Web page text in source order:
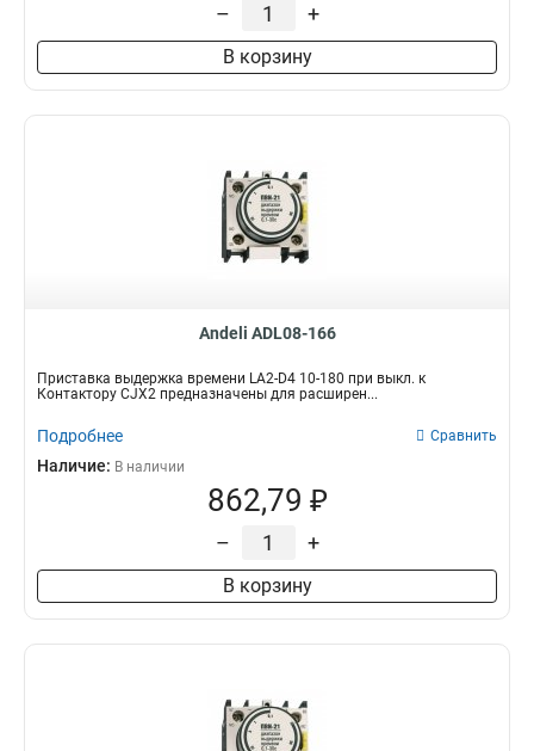
– +
В корзину
Andeli ADL08-166
Приставка выдержка времени LA2-D4 10-180 при выкл. к
Контактору CJX2 предназначены для расширен...
Подробнее Сравнить
Наличие: В наличии
862,79 ₽
– +
В корзину